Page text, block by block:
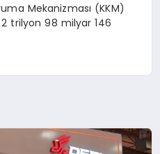
Mekanizması (KKM)
trilyon 98 milyar 146